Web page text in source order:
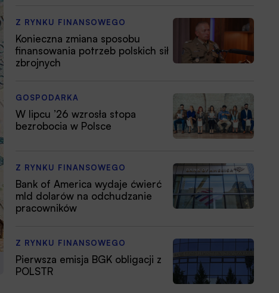
Z RYNKU FINANSOWEGO
Konieczna zmiana sposobu
finansowania potrzeb polskich sił
zbrojnych
GOSPODARKA
W lipcu ’26 wzrosła stopa
bezrobocia w Polsce
Z RYNKU FINANSOWEGO
Bank of America wydaje ćwierć
mld dolarów na odchudzanie
pracowników
Z RYNKU FINANSOWEGO
Pierwsza emisja BGK obligacji z
POLSTR